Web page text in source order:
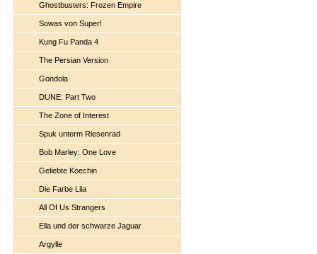
Ghostbusters: Frozen Empire
Sowas von Super!
Kung Fu Panda 4
The Persian Version
Gondola
DUNE: Part Two
The Zone of Interest
Spuk unterm Riesenrad
Bob Marley: One Love
Geliebte Koechin
Die Farbe Lila
All Of Us Strangers
Ella und der schwarze Jaguar
Argylle